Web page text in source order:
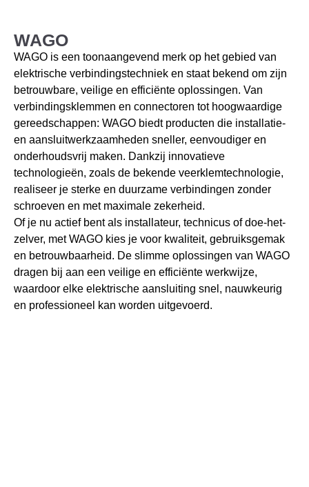
WAGO
WAGO is een toonaangevend merk op het gebied van
elektrische verbindingstechniek en staat bekend om zijn
betrouwbare, veilige en efficiënte oplossingen. Van
verbindingsklemmen en connectoren tot hoogwaardige
gereedschappen: WAGO biedt producten die installatie-
en aansluitwerkzaamheden sneller, eenvoudiger en
onderhoudsvrij maken. Dankzij innovatieve
technologieën, zoals de bekende veerklemtechnologie,
realiseer je sterke en duurzame verbindingen zonder
schroeven en met maximale zekerheid.
Of je nu actief bent als installateur, technicus of doe-het-
zelver, met WAGO kies je voor kwaliteit, gebruiksgemak
en betrouwbaarheid. De slimme oplossingen van WAGO
dragen bij aan een veilige en efficiënte werkwijze,
waardoor elke elektrische aansluiting snel, nauwkeurig
en professioneel kan worden uitgevoerd.